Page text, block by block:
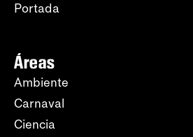
Portada
Áreas
Ambiente
Carnaval
Ciencia